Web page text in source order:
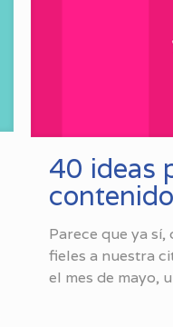
40 ideas
Parece que ya
fieles a nuestra
el mes de mayo,